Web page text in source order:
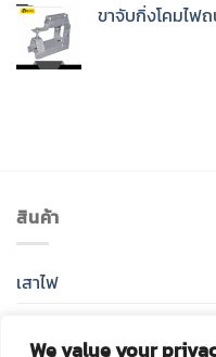
We value your
was:
ขาจับกิ่งโคมไฟ
สินค้า
เสาไฟ